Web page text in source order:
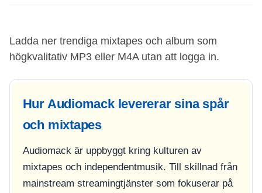
Ladda ner trendiga mixtapes och album som
högkvalitativ MP3 eller M4A utan att logga in.
Hur Audiomack levererar sina spår
och mixtapes
Audiomack är uppbyggt kring kulturen av
mixtapes och independentmusik. Till skillnad från
mainstream streamingtjänster som fokuserar på